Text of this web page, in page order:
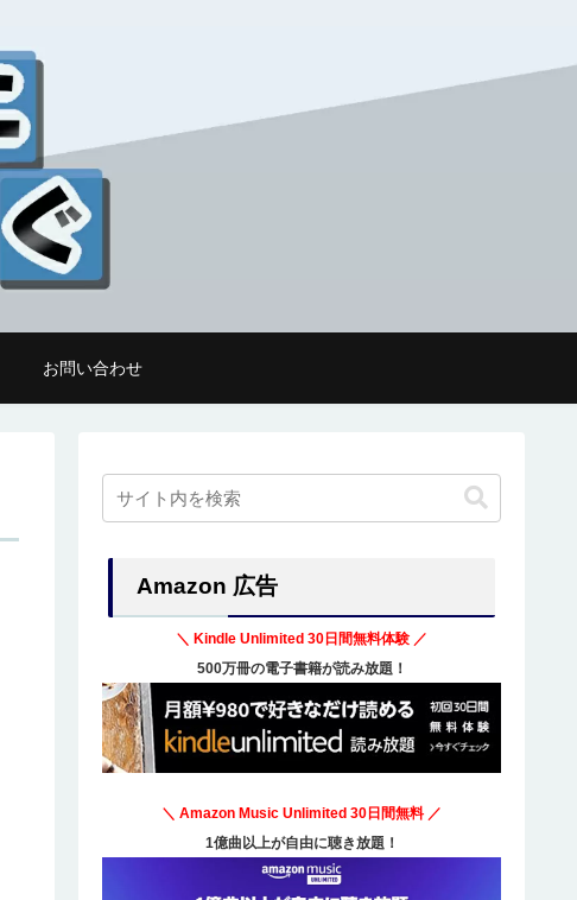
お問い合わせ
Amazon 広告
＼ Kindle Unlimited 30日間無料体験 ／
500万冊の電子書籍が読み放題！
＼ Amazon Music Unlimited 30日間無料 ／
1億曲以上が自由に聴き放題！